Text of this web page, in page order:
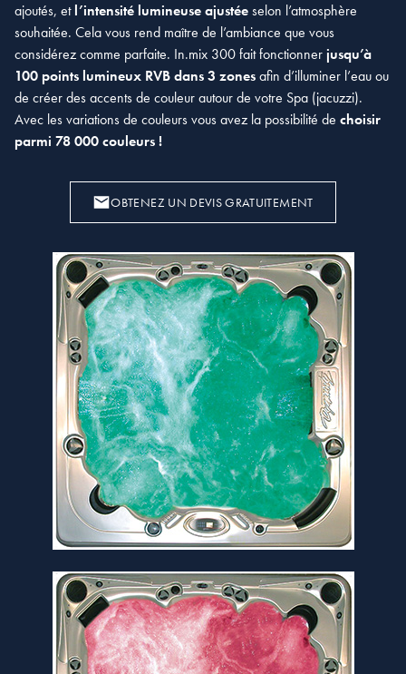
ajoutés, etl’intensité lumineuse ajustéeselon l’atmosphère
souhaitée. Cela vous rend maître de l’ambiance que vous
considérez comme parfaite. In.mix 300 fait fonctionner jusqu’à
100 points lumineux RVB dans 3 zonesafin d’illuminer l’eau ou
de créer des accents de couleur autour de votre Spa (jacuzzi).
Avec les variations de couleurs vous avez la possibilité de choisir
parmi 78 000 couleurs !
OBTENEZ UN DEVIS GRATUITEMENT